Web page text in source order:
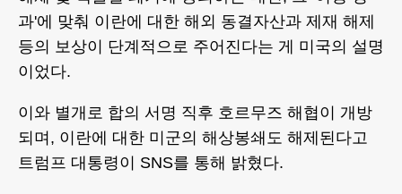
과'에 맞춰 이란에 대한 해외 동결자산과 제재 해제
등의 보상이 단계적으로 주어진다는 게 미국의 설명
이었다.
이와 별개로 합의 서명 직후 호르무즈 해협이 개방
되며, 이란에 대한 미군의 해상봉쇄도 해제된다고
트럼프 대통령이 SNS를 통해 밝혔다.